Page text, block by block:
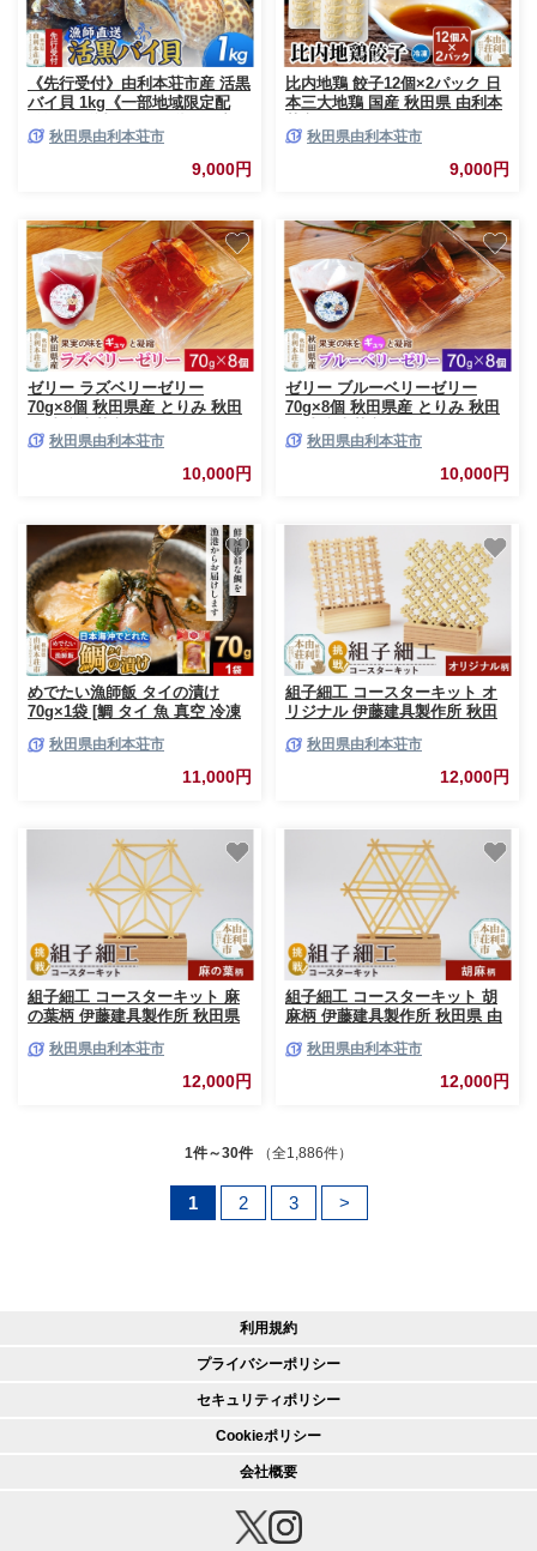
《先行受付》由利本荘市産 活黒
バイ貝 1kg《一部地域限定配
国産]秋田県由利本荘市
9,000円
比内地鶏 餃子12個×2パック 日
本三大地鶏 国産 秋田県 由利本
秋田県由利本荘市
9,000円
ゼリー ラズベリーゼリー
70g×8個 秋田県産 とりみ 秋田
秋田県由利本荘市
10,000円
ゼリー ブルーベリーゼリー
70g×8個 秋田県産 とりみ 秋田
秋田県由利本荘市
10,000円
めでたい漁師飯 タイの漬け
70g×1袋 [鯛 タイ 魚 真空 冷凍
秋田県由利本荘市
11,000円
組子細工 コースターキット オ
リジナル 伊藤建具製作所 秋田
秋田県由利本荘市
12,000円
組子細工 コースターキット 麻
の葉柄 伊藤建具製作所 秋田県
秋田県由利本荘市
12,000円
組子細工 コースターキット 胡
麻柄 伊藤建具製作所 秋田県 由
秋田県由利本荘市
12,000円
1件～30件 （全1,886件）
1 2 3 >
利用規約
プライバシーポリシー
セキュリティポリシー
Cookieポリシー
会社概要